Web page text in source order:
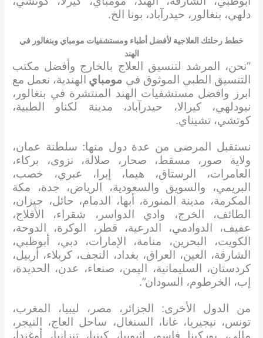
دلهي، بنغالور، حيدرآباد، بونا الخ.
خطط رحلتك العلاجية لأفضل أطباء ومستشفيات مومباي وبنغالور في
الهند
“نحن، المرشد لتنسيق العلاج بالخارج وأفضل مكتب
التنسيق الطبي الموثوق في مومباي الهندية، نعمل مع
ابرز وافضل مستشفيات الهند المنتشرة في بنغالور،
نيودلهي، كيرالا، حيدرآباد، مدينة لكناو الطبية،
كوتشي، تشيناي.
نستقبل المرضى من عدة دول منها: سلطنة عمان،
ولاية صور، مسقط، صحار، صلالة، نزوى، بركاء،
العامرات، الرستاق، هيما، إبرا، عبري، خصب،
البريمي، والسويق والسعودية، الرياض، جدة، مكة
المكرمة، مدينة المنورة، أبها، الدمام، حائل، جيزان،
الطائف، الخرج، وادي الدواسر، شقراء، الأفلاج،
عفيف، الدوادمي، الدرعية، قطر، الوكرة، الدوحة،
الكويت، البحرين، منامة، الإمارات، دبي، أبوظبي،
الشارقة، العين، العراق، بغداد، النجف، كربلاء، أربيل،
كردستان، السليمانية، اليمن، صنعاء، عدن، الحديدة،
إب، الخرطوم، السودان”.
من الدول الأخرى: الجزائر، مصر، ليبيا، المغرب،
تونس، نيجيريا، غانا، السنغال، ساحل العاج، النيجر،